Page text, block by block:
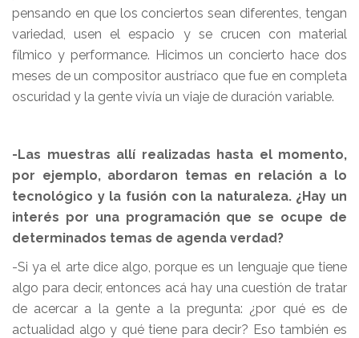
pensando en que los conciertos sean diferentes, tengan
variedad, usen el espacio y se crucen con material
fílmico y performance. Hicimos un concierto hace dos
meses de un compositor austríaco que fue en completa
oscuridad y la gente vivía un viaje de duración variable.
-Las muestras allí realizadas hasta el momento,
por ejemplo, abordaron temas en relación a lo
tecnológico y la fusión con la naturaleza. ¿Hay un
interés por una programación que se ocupe de
determinados temas de agenda verdad?
-Si ya el arte dice algo, porque es un lenguaje que tiene
algo para decir, entonces acá hay una cuestión de tratar
de acercar a la gente a la pregunta: ¿por qué es de
actualidad algo y qué tiene para decir? Eso también es